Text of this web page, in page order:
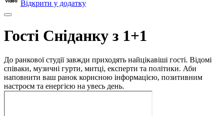
Відкрити у додатку
Гості Сніданку з 1+1
До ранкової студії завжди приходять найцікавіші гості. Відомі
співаки, музичні гурти, митці, експерти та політики. Аби
наповнити ваш ранок корисною інформацією, позитивним
настроєм та енергією на увесь день.